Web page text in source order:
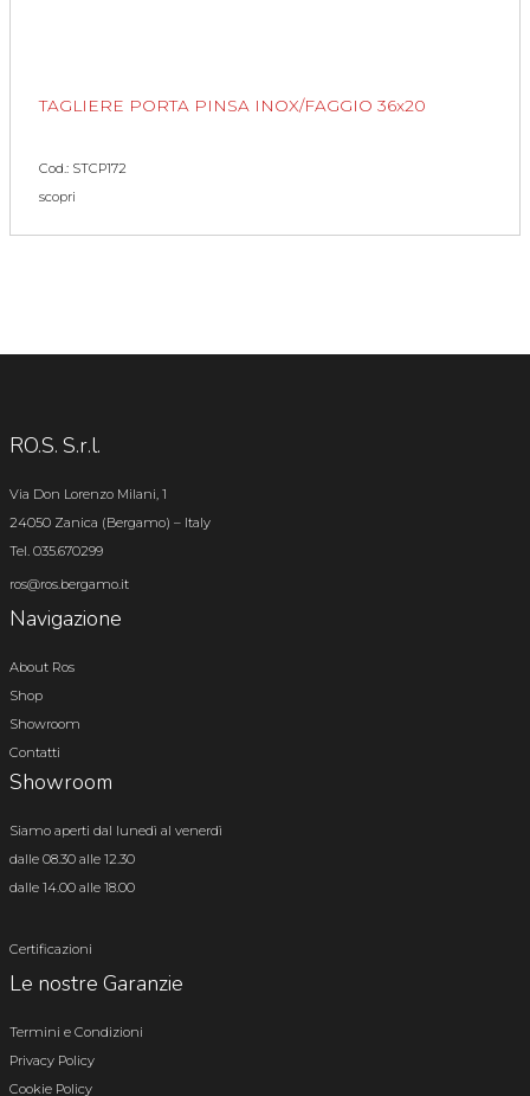
TAGLIERE PORTA PINSA INOX/FAGGIO 36x20
Cod.: STCP172
scopri
RO.S. S.r.l.
Via Don Lorenzo Milani, 1
24050 Zanica (Bergamo) – Italy
Tel. 035.670299
ros@ros.bergamo.it
Navigazione
About Ros
Shop
Showroom
Contatti
Showroom
Siamo aperti dal lunedì al venerdì
dalle 08.30 alle 12.30
dalle 14.00 alle 18.00
Certificazioni
Le nostre Garanzie
Termini e Condizioni
Privacy Policy
Cookie Policy